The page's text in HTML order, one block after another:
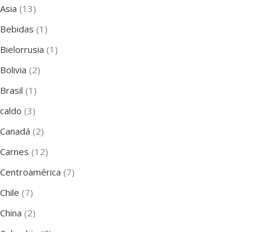
Asia (13)
Bebidas (1)
Bielorrusia (1)
Bolivia (2)
Brasil (1)
caldo (3)
Canadá (2)
Carnes (12)
Centroamérica (7)
Chile (7)
China (2)